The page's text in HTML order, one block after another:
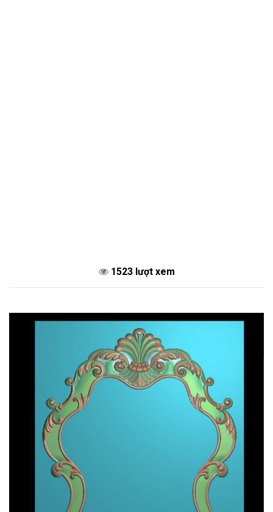
1523 lượt xem